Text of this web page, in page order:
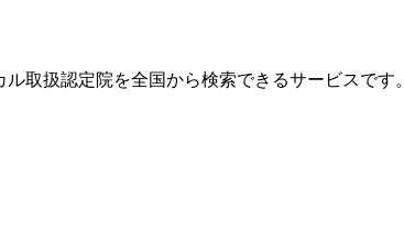
取扱認定院を全国から検索できるサービスです。